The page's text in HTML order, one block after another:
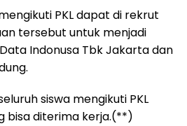
PKL dapat di rekrut
tersebut untuk menjadi
Indonusa Tbk Jakarta dan
siswa mengikuti PKL
bisa diterima kerja.(**)